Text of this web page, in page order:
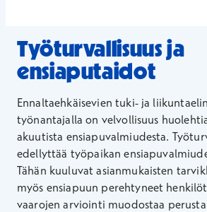
Työturvallisuus ja
ensiaputaidot
Ennaltaehkäisevien tuki- ja
työnantajalla on velvollisuus
akuutista ensiapuvalmiudesta.
edellyttää työpaikan
Tähän kuuluvat asianmukaisten
myös ensiapuun perehtyneet
vaarojen arviointi muodostaa